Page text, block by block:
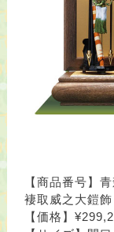
【商品番号】
褄取威之大鎧
【価格】